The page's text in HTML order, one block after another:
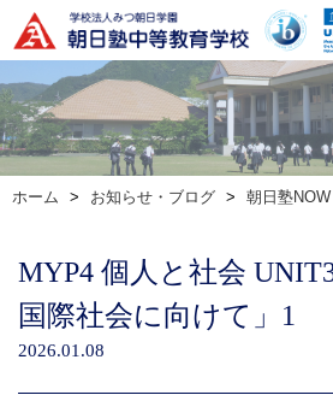
ホーム お知らせ・ブログ 朝日塾NOW
MYP4 個人と社会
国際社会に向けて」1
2026.01.08